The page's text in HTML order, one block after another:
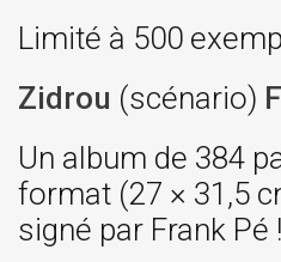
Limité à 500
Zidrou (scénario)
Un album de 384
format (27 × 31,5
signé par Frank Pé !